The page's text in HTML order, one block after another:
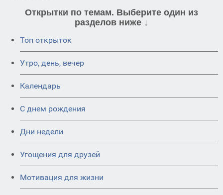
Открытки по темам. Выберите один из
разделов ниже ↓
Топ открыток
Утро, день, вечер
Календарь
C днем рождения
Дни недели
Угощения для друзей
Мотивация для жизни